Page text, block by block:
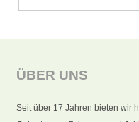
ÜBER UNS
Seit über 17 Jahren bieten wir